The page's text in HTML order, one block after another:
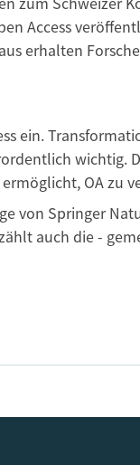
Access
erhalten
ein.
wichtig.
ermöglicht, OA zu
von Springer
auch die -